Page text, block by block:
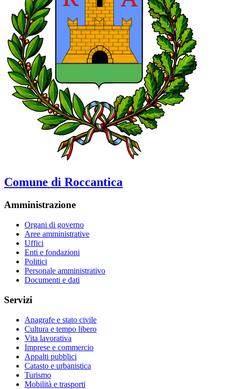
Comune di Roccantica
Amministrazione
Organi di governo
Aree amministrative
Uffici
Enti e fondazioni
Politici
Personale amministrativo
Documenti e dati
Servizi
Anagrafe e stato civile
Cultura e tempo libero
Vita lavorativa
Imprese e commercio
Appalti pubblici
Catasto e urbanistica
Turismo
Mobilità e trasporti